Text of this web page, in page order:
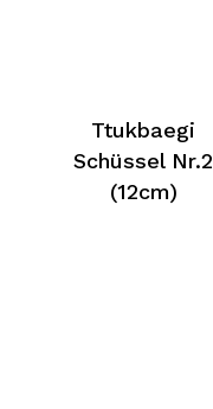
Ttukbaegi
Schüssel Nr.2
(12cm)